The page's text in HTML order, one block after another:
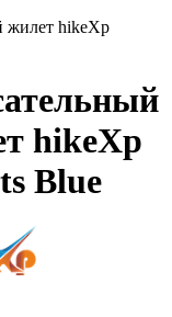
жилет hikeXp
hikeXp
Blue